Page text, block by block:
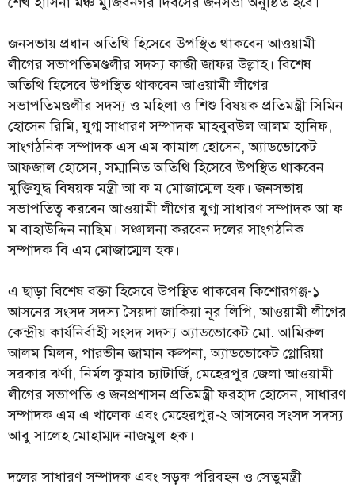
জনসভায় প্রধান অতিথি হিসেবে উপস্থিত থাকবেন আওয়ামী
লীগের সভাপতিমণ্ডলীর সদস্য কাজী জাফর উল্লাহ। বিশেষ
অতিথি হিসেবে উপস্থিত থাকবেন আওয়ামী লীগের
সভাপতিমণ্ডলীর সদস্য ও মহিলা ও শিশু বিষয়ক প্রতিমন্ত্রী সিমিন
হোসেন রিমি, যুগ্ম সাধারণ সম্পাদক মাহবুবউল আলম হানিফ,
সাংগঠনিক সম্পাদক এস এম কামাল হোসেন, অ্যাডভোকেট
আফজাল হোসেন, সম্মানিত অতিথি হিসেবে উপস্থিত থাকবেন
মুক্তিযুদ্ধ বিষয়ক মন্ত্রী আ ক ম মোজাম্মেল হক। জনসভায়
সভাপতিত্ব করবেন আওয়ামী লীগের যুগ্ম সাধারণ সম্পাদক আ ফ
ম বাহাউদ্দিন নাছিম। সঞ্চালনা করবেন দলের সাংগঠনিক
সম্পাদক বি এম মোজাম্মেল হক।
এ ছাড়া বিশেষ বক্তা হিসেবে উপস্থিত থাকবেন কিশোরগঞ্জ-১
আসনের সংসদ সদস্য সৈয়দা জাকিয়া নূর লিপি, আওয়ামী লীগের
কেন্দ্রীয় কার্যনির্বাহী সংসদ সদস্য অ্যাডভোকেট মো. আমিরুল
আলম মিলন, পারভীন জামান কল্পনা, অ্যাডভোকেট গ্লোরিয়া
সরকার ঝর্ণা, নির্মল কুমার চ্যাটার্জি, মেহেরপুর জেলা আওয়ামী
লীগের সভাপতি ও জনপ্রশাসন প্রতিমন্ত্রী ফরহাদ হোসেন, সাধারণ
সম্পাদক এম এ খালেক এবং মেহেরপুর-২ আসনের সংসদ সদস্য
আবু সালেহ মোহাম্মদ নাজমুল হক।
দলের সাধারণ সম্পাদক এবং সড়ক পরিবহন ও সেতুমন্ত্রী